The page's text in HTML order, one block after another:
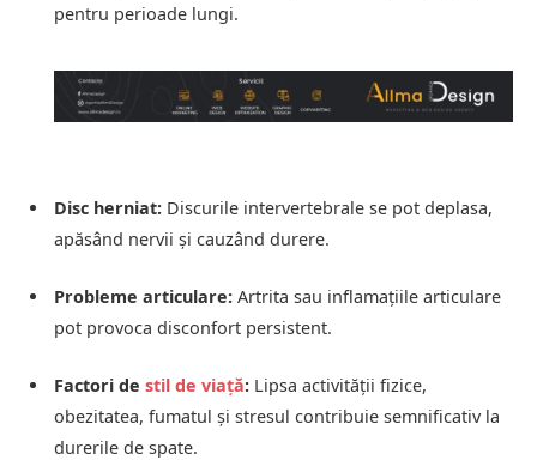
pentru perioade lungi.
Disc herniat: Discurile intervertebrale se pot deplasa,
apăsând nervii și cauzând durere.
Probleme articulare: Artrita sau inflamațiile articulare
pot provoca disconfort persistent.
Factori de stil de viață: Lipsa activității fizice,
obezitatea, fumatul și stresul contribuie semnificativ la
durerile de spate.